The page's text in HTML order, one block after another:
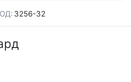
3256-32